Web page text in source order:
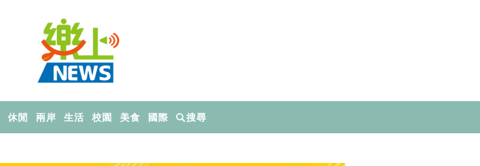
休閒 兩岸 生活 校園 美食 國際 搜尋